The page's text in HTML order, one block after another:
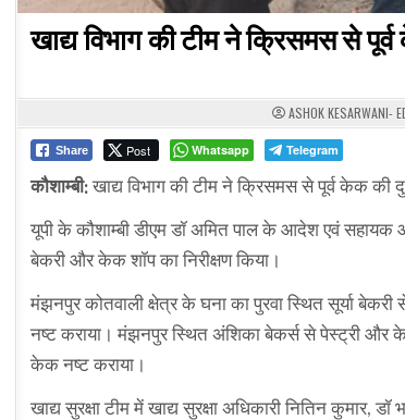
खाद्य विभाग की टीम ने क्रिसमस से
ASHOK KESARWANI-
Share Post Whatsapp Telegram
कौशाम्बी:खाद्य विभाग की टीम ने क्रिसमस से पूर्व केक की
यूपी के कौशाम्बी डीएम डॉ अमित पाल के आदेश एवं सहायक
बेकरी और केक शॉप का निरीक्षण किया।
मंझनपुर कोतवाली क्षेत्र के घना का पुरवा स्थित सूर्या
नष्ट कराया। मंझनपुर स्थित अंशिका बेकर्स से पेस्ट्री
केक नष्ट कराया।
खाद्य सुरक्षा टीम में खाद्य सुरक्षा अधिकारी नितिन कुमार,